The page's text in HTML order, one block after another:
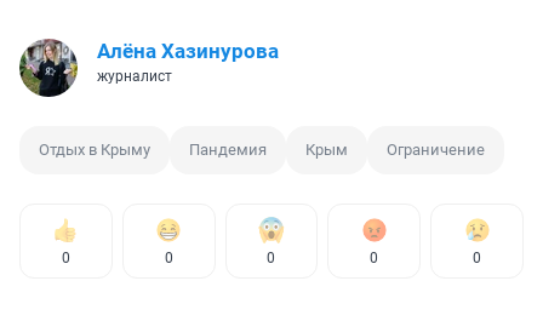
Алёна Хазинурова
журналист
Отдых в Крыму Пандемия Крым Ограничение
0 0 0 0 0